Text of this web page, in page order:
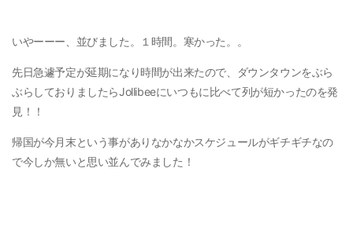
いやーーー、並びました。１時間。寒かった。。
先日急遽予定が延期になり時間が出来たので、ダウンタウンをぶら
ぶらしておりましたらJollibeeにいつもに比べて列が短かったのを発
見！！
帰国が今月末という事がありなかなかスケジュールがギチギチなの
で今しか無いと思い並んでみました！